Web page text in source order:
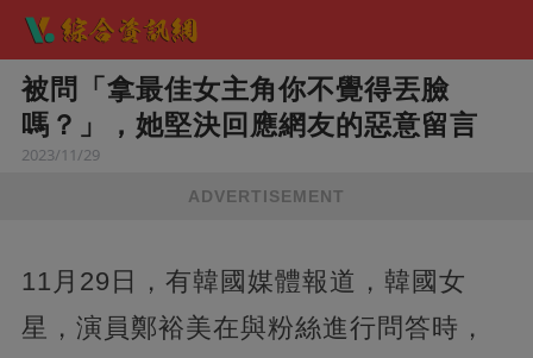
被問「拿最佳女主角你不覺得丟臉
嗎？」，她堅決回應網友的惡意留言
2023/11/29
ADVERTISEMENT
11月29日，有韓國媒體報道，韓國女
星，演員鄭裕美在與粉絲進行問答時，